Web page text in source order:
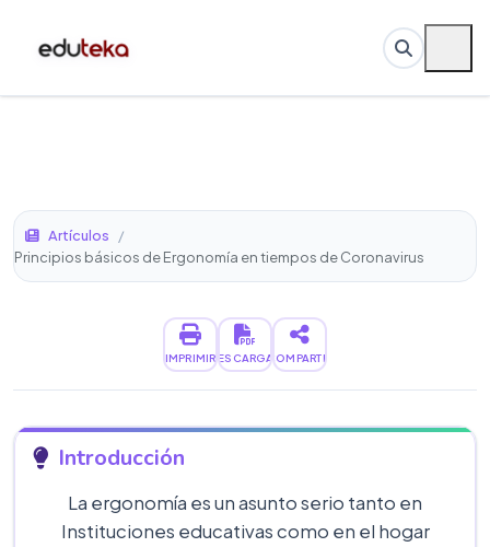
Artículos
/
Principios básicos de Ergonomía en tiempos de Coronavirus
IMPRIMIRDESCARGARCOMPARTIR
Introducción
La ergonomía es un asunto serio tanto en
Instituciones educativas como en el hogar